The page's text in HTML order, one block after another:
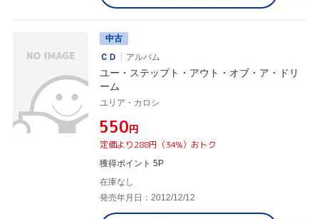
中古
ＣＤ
アルバム
ユー・ステップト・アウト・オブ・ア・ドリ
ーム
ユリア・カロシ
¥550円
定価より288円（34%）おトク
獲得ポイント 5P
在庫なし
発売年月日：2012/12/12